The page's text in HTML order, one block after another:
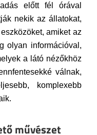
előtt fél órával
nekik az állatokat,
amiket az
olyan információval,
a látó nézőkhöz
válnak,
komplexebb
művészet